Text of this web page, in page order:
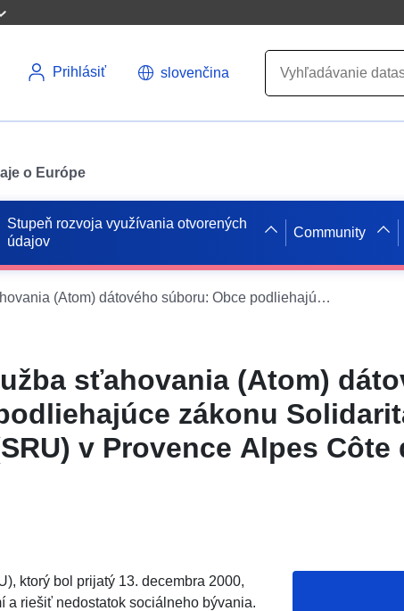
Prihlásiť slovenčina
o Európe
Stupeň rozvoja využívania otvorených
údajov
Community
Jednoduchá služba sťahovania (Atom) dátového súboru: Obce podliehajúce zákonu Solidarita a obnova miest (SRU) v Provence Alpes Côte d’Azur
sťahovania (Atom)
zákonu
v Provence Alpes Côte
ktorý bol prijatý 13. decembra 2000,
a riešiť nedostatok sociálneho bývania.